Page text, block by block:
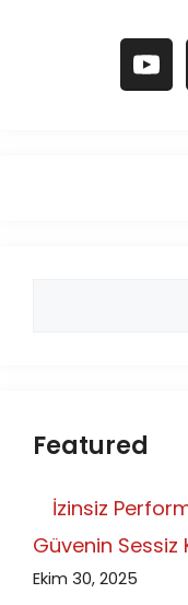
Featured
İzinsiz
Güvenin Sessiz
Ekim 30, 2025